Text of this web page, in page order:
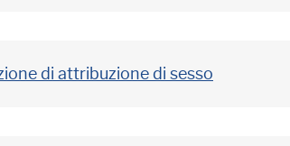
di attribuzione di sesso